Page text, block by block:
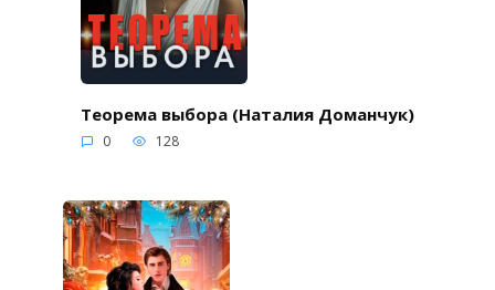
Теорема выбора (Наталия Доманчук)
0 128